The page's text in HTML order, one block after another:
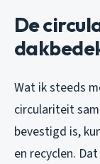
De
Wat ik steeds
circulariteit
bevestigd is,
en recyclen.